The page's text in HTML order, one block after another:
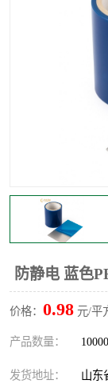
防静电 蓝色
价格： 0.98 元/平
产品数量：
发货地址： 山东
不绣钢板保护
不锈钢板保护膜